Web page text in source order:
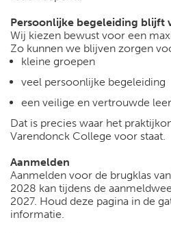
Persoonlijke begeleiding blijft
Wij kiezen bewust voor een
Zo kunnen we blijven zorgen
kleine groepen
veel persoonlijke begeleiding
een veilige en vertrouwde
Dat is precies waar het
Varendonck College voor staat.
Aanmelden
Aanmelden voor de brugklas
2028 kan tijdens de
2027. Houd deze pagina in de
informatie.